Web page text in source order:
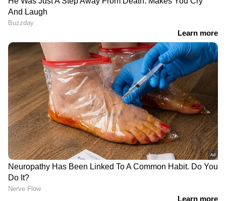
LATEST VIDEOS
'ആ കാക്കി യൂണിഫോം ഇടാൻ നീ
അർഹനല്ല, പണി വെച്ചിട്ടുണ്ട്';
പൊലീസിനെ വെല്ലുവിളിച്ച്
അർജുൻ ആയങ്കി
തൃശ്ശൂരിൽ സ്വകാര്യ ബസ് അപകടം;
ബസ് ഇടിച്ചത് അഞ്ച്
വാഹനങ്ങളിൽ, അപകടത്തിൽ
ഒരാൾക്ക് ദാരുണാന്ത്യം